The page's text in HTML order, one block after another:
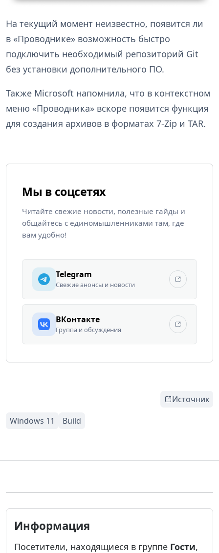
На текущий момент неизвестно, появится ли
в «Проводнике» возможность быстро
подключить необходимый репозиторий Git
без установки дополнительного ПО.
Также Microsoft напомнила, что в контекстном
меню «Проводника» вскоре появится функция
для создания архивов в форматах 7-Zip и TAR.
Мы в соцсетях
Читайте свежие новости, полезные гайды и
общайтесь с единомышленниками там, где
вам удобно!
Telegram
Свежие анонсы и новости
ВКонтакте
Группа и обсуждения
Источник
Информация
Посетители, находящиеся в группе Гости,